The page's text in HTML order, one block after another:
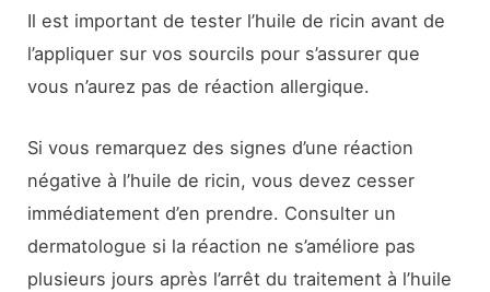
Il est important de tester l’huile de ricin avant de
l’appliquer sur vos sourcils pour s’assurer que
vous n’aurez pas de réaction allergique.
Si vous remarquez des signes d’une réaction
négative à l’huile de ricin, vous devez cesser
immédiatement d’en prendre. Consulter un
dermatologue si la réaction ne s’améliore pas
plusieurs jours après l’arrêt du traitement à l’huile